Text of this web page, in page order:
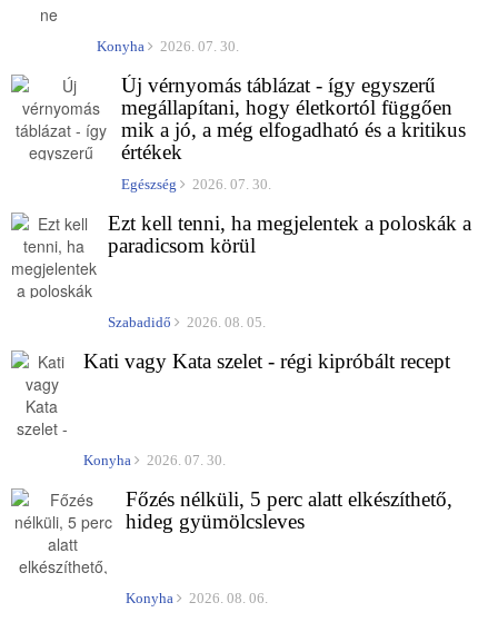
Konyha 2026. 07. 30.
Új vérnyomás táblázat - így egyszerű
megállapítani, hogy életkortól függően
mik a jó, a még elfogadható és a kritikus
értékek
Egészség 2026. 07. 30.
Ezt kell tenni, ha megjelentek a poloskák a
paradicsom körül
Szabadidő 2026. 08. 05.
Kati vagy Kata szelet - régi kipróbált recept
Konyha 2026. 07. 30.
Főzés nélküli, 5 perc alatt elkészíthető,
hideg gyümölcsleves
Konyha 2026. 08. 06.